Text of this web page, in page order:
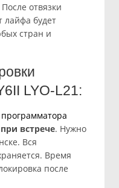
отвязки
лайфа будет
стран и
LYO-L21:
при встрече. Нужно
Вся
Время
после